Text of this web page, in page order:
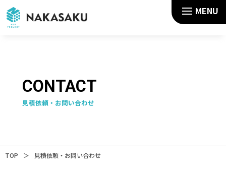
MENU
CONTACT
見積依頼・お問い合わせ
TOP ＞ 見積依頼・お問い合わせ